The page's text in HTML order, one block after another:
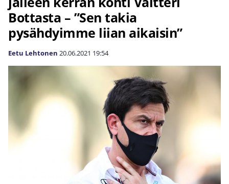
Bottasta – ”Sen takia
pysähdyimme liian aikaisin”
Eetu Lehtonen 20.06.2021 19:54